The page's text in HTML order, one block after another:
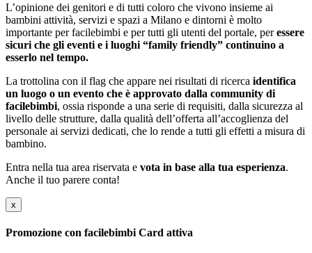
L’opinione dei genitori e di tutti coloro che vivono insieme ai
bambini attività, servizi e spazi a Milano e dintorni è molto
importante per facilebimbi e per tutti gli utenti del portale, peressere
sicuri che gli eventi e i luoghi “family friendly” continuino a
esserlo nel tempo.
La trottolina con il flag che appare nei risultati di ricerca identifica
un luogo o un evento che è approvato dalla community di
facilebimbi, ossia risponde a una serie di requisiti, dalla sicurezza al
livello delle strutture, dalla qualità dell’offerta all’accoglienza del
personale ai servizi dedicati, che lo rende a tutti gli effetti a misura di
bambino.
Entra nella tua area riservata e vota in base alla tua esperienza.
Anche il tuo parere conta!
x
Promozione con facilebimbi Card attiva